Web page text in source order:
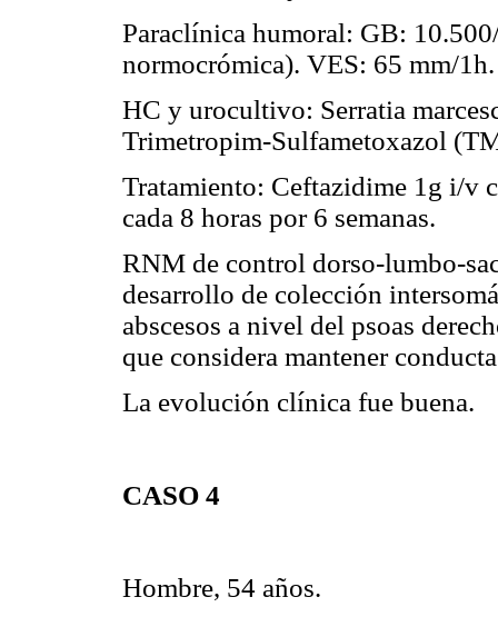
Paraclínica humoral: GB:
normocrómica). VES: 65 mm/1h.
HC y urocultivo: Serratia
Trimetropim-Sulfametoxazol
Tratamiento: Ceftazidime 1g i/v
cada 8 horas por 6 semanas.
RNM de control dorso-lumbo-
desarrollo de colección
abscesos a nivel del psoas
que considera mantener
La evolución clínica fue buena.
CASO 4
Hombre, 54 años.